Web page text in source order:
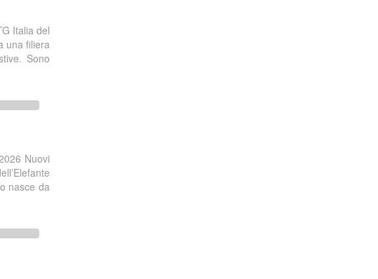
Italia del
una filiera
Sono
Nuovi
nasce da